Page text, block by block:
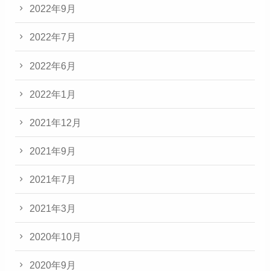
2022年9月
2022年7月
2022年6月
2022年1月
2021年12月
2021年9月
2021年7月
2021年3月
2020年10月
2020年9月